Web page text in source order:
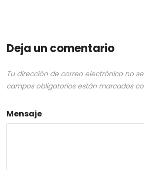
Deja un comentario
Tu dirección de correo electrónico no
campos obligatorios están marcados
Mensaje